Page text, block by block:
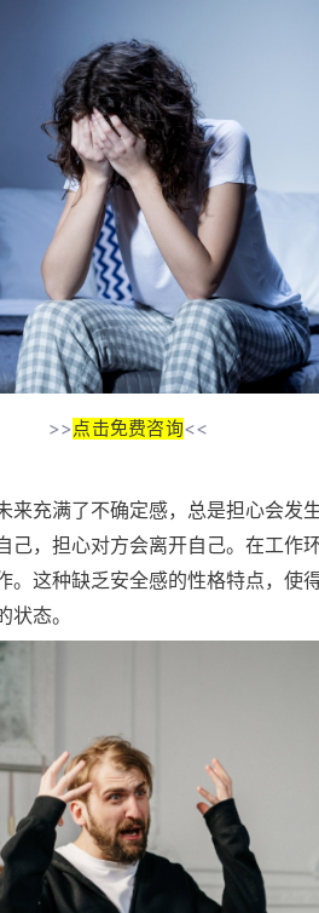
>>点击免费咨询<<
充满了不确定感，总是担心会发
己，担心对方会离开自己。在工作
这种缺乏安全感的性格特点，使
状态。